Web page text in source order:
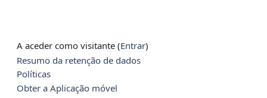
A aceder como visitante (Entrar)
Resumo da retenção de dados
Políticas
Obter a Aplicação móvel